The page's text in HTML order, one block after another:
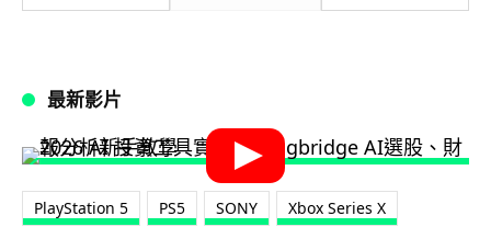
最新影片
PlayStation 5 PS5 SONY Xbox Series X